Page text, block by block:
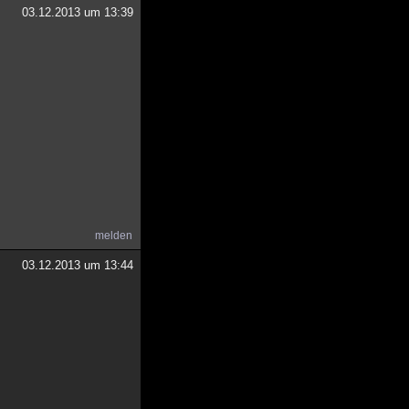
03.12.2013 um 13:39
melden
03.12.2013 um 13:44